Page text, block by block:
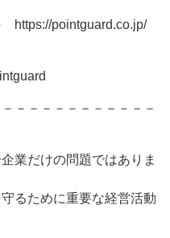
pointguard.co.jp/
－－－－－－－－－－－
けの問題ではありま
めに重要な経営活動